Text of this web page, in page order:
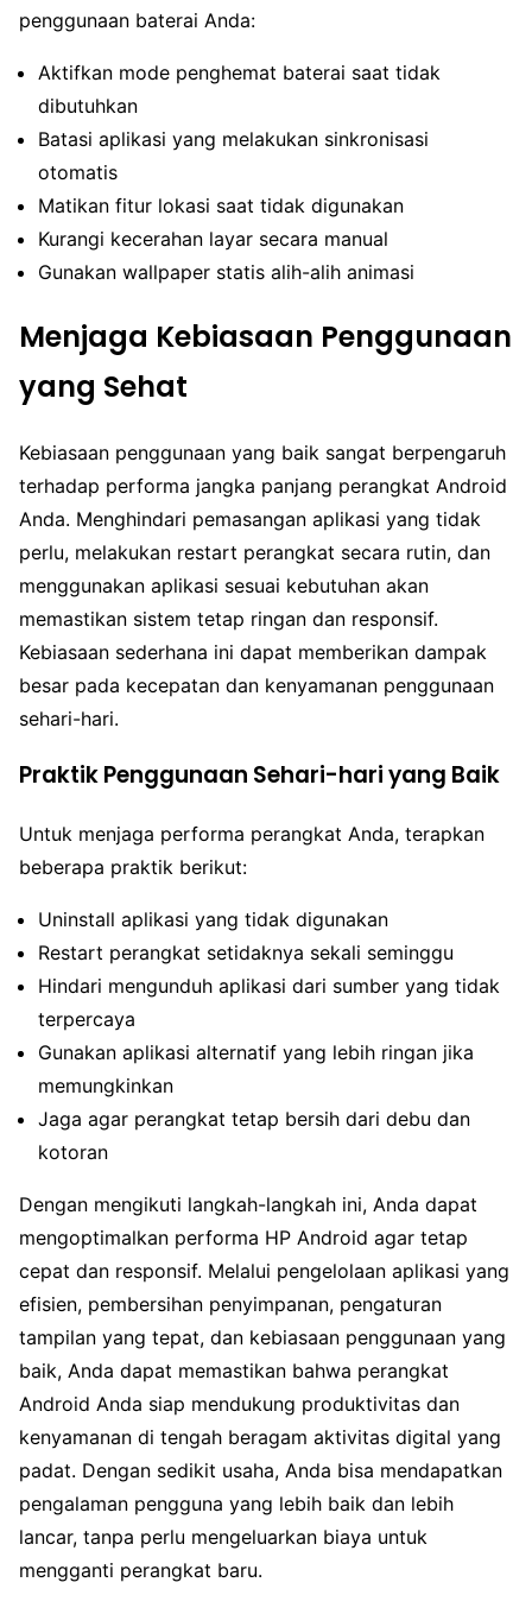
penggunaan baterai Anda:
Aktifkan mode penghemat baterai saat tidak
dibutuhkan
Batasi aplikasi yang melakukan sinkronisasi
otomatis
Matikan fitur lokasi saat tidak digunakan
Kurangi kecerahan layar secara manual
Gunakan wallpaper statis alih-alih animasi
Menjaga Kebiasaan Penggunaan
yang Sehat
Kebiasaan penggunaan yang baik sangat berpengaruh
terhadap performa jangka panjang perangkat Android
Anda. Menghindari pemasangan aplikasi yang tidak
perlu, melakukan restart perangkat secara rutin, dan
menggunakan aplikasi sesuai kebutuhan akan
memastikan sistem tetap ringan dan responsif.
Kebiasaan sederhana ini dapat memberikan dampak
besar pada kecepatan dan kenyamanan penggunaan
sehari-hari.
Praktik Penggunaan Sehari-hari yang Baik
Untuk menjaga performa perangkat Anda, terapkan
beberapa praktik berikut:
Uninstall aplikasi yang tidak digunakan
Restart perangkat setidaknya sekali seminggu
Hindari mengunduh aplikasi dari sumber yang tidak
terpercaya
Gunakan aplikasi alternatif yang lebih ringan jika
memungkinkan
Jaga agar perangkat tetap bersih dari debu dan
kotoran
Dengan mengikuti langkah-langkah ini, Anda dapat
mengoptimalkan performa HP Android agar tetap
cepat dan responsif. Melalui pengelolaan aplikasi yang
efisien, pembersihan penyimpanan, pengaturan
tampilan yang tepat, dan kebiasaan penggunaan yang
baik, Anda dapat memastikan bahwa perangkat
Android Anda siap mendukung produktivitas dan
kenyamanan di tengah beragam aktivitas digital yang
padat. Dengan sedikit usaha, Anda bisa mendapatkan
pengalaman pengguna yang lebih baik dan lebih
lancar, tanpa perlu mengeluarkan biaya untuk
mengganti perangkat baru.